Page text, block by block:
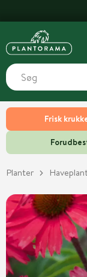
Frisk
Planter